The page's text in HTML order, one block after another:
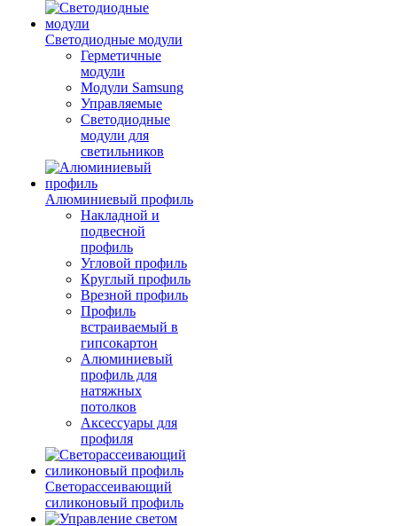
Светодиодные модули
Герметичные
модули
Модули Samsung
Управляемые
Светодиодные
модули для
светильников
Алюминиевый профиль
Накладной и
подвесной
профиль
Угловой профиль
Круглый профиль
Врезной профиль
Профиль
встраиваемый в
гипсокартон
Алюминиевый
профиль для
натяжных
потолков
Аксессуары для
профиля
Светорассеивающий
силиконовый профиль